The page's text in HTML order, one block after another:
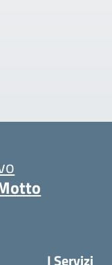
I Servizi